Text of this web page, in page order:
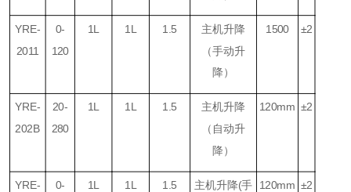
YRE-
2011
0-
120
1L 1L 1.5
主机升降
（手动升
降）
1500 ±2
YRE-
202B
20-
280
1L 1L 1.5
主机升降
（自动升
降）
120mm ±2
YRE-
0-
1L 1L 1.5
主机升降(手
120mm ±2